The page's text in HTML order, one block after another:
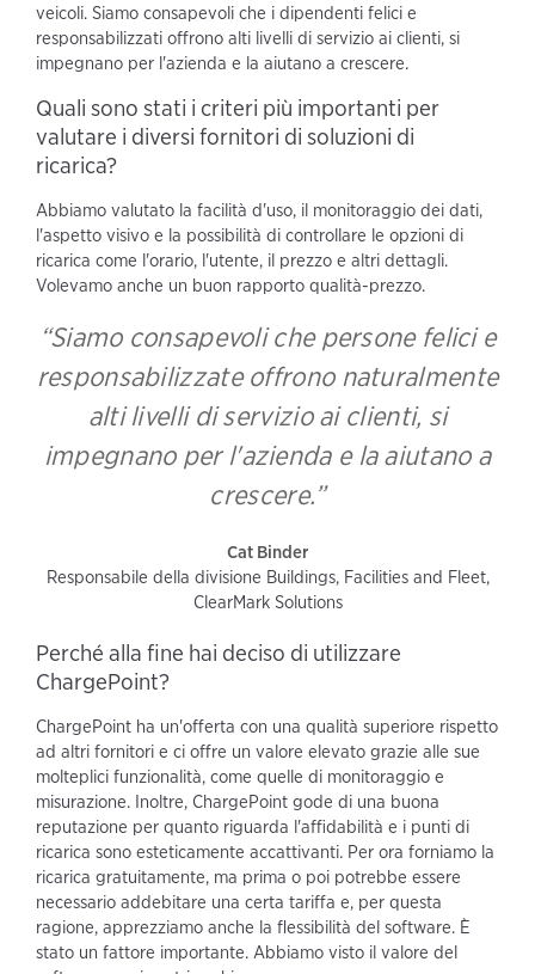
veicoli. Siamo consapevoli che i dipendenti felici e
responsabilizzati offrono alti livelli di servizio ai clienti, si
impegnano per l'azienda e la aiutano a crescere.
Quali sono stati i criteri più importanti per
valutare i diversi fornitori di soluzioni di
ricarica?
Abbiamo valutato la facilità d'uso, il monitoraggio dei dati,
l'aspetto visivo e la possibilità di controllare le opzioni di
ricarica come l'orario, l'utente, il prezzo e altri dettagli.
Volevamo anche un buon rapporto qualità-prezzo.
“Siamo consapevoli che persone felici e
responsabilizzate offrono naturalmente
alti livelli di servizio ai clienti, si
impegnano per l'azienda e la aiutano a
crescere.”
Cat Binder
Responsabile della divisione Buildings, Facilities and Fleet,
ClearMark Solutions
Perché alla fine hai deciso di utilizzare
ChargePoint?
ChargePoint ha un'offerta con una qualità superiore rispetto
ad altri fornitori e ci offre un valore elevato grazie alle sue
molteplici funzionalità, come quelle di monitoraggio e
misurazione. Inoltre, ChargePoint gode di una buona
reputazione per quanto riguarda l'affidabilità e i punti di
ricarica sono esteticamente accattivanti. Per ora forniamo la
ricarica gratuitamente, ma prima o poi potrebbe essere
necessario addebitare una certa tariffa e, per questa
ragione, apprezziamo anche la flessibilità del software. È
stato un fattore importante. Abbiamo visto il valore del